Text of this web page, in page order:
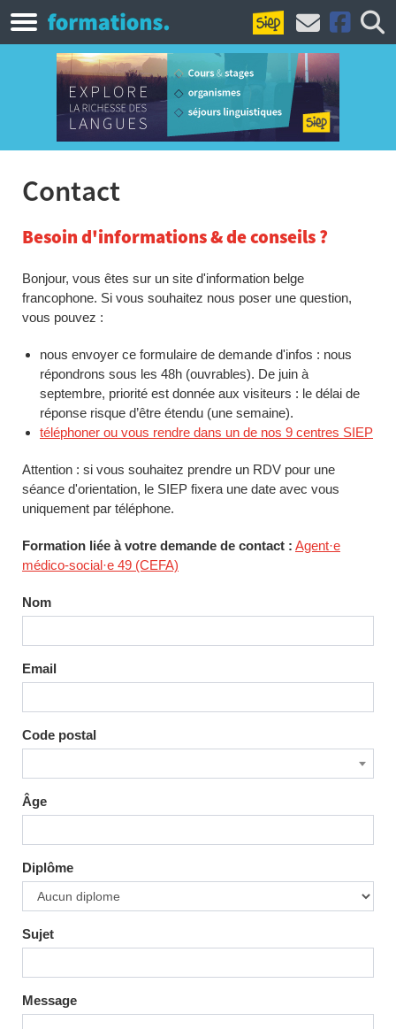
Contact
Besoin d'informations & de conseils ?
Bonjour, vous êtes sur un site d'information belge
francophone. Si vous souhaitez nous poser une question,
vous pouvez :
nous envoyer ce formulaire de demande d'infos : nous
répondrons sous les 48h (ouvrables). De juin à
septembre, priorité est donnée aux visiteurs : le délai de
réponse risque d’être étendu (une semaine).
téléphoner ou vous rendre dans un de nos 9 centres SIEP
Attention : si vous souhaitez prendre un RDV pour une
séance d'orientation, le SIEP fixera une date avec vous
uniquement par téléphone.
Formation liée à votre demande de contact : Agent·e
médico-social·e 49 (CEFA)
Nom
Email
Code postal
Âge
Diplôme
Sujet
Message